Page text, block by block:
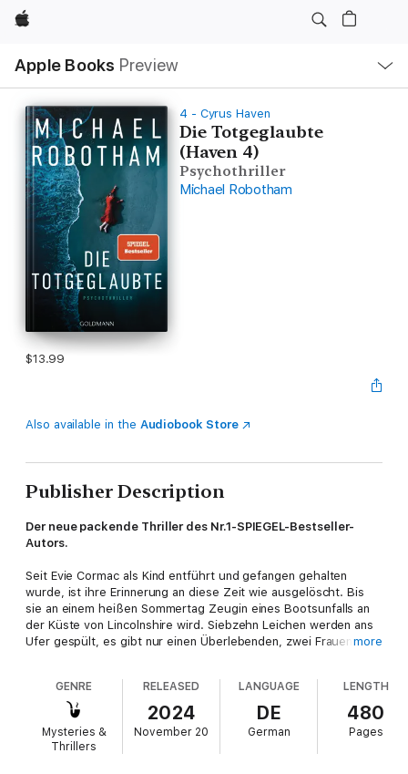
Apple
Apple Books Preview
Nav
Open
Menu
4 - Cyrus Haven
Die Totgeglaubte
(Haven 4)
Psychothriller
Michael Robotham
$13.99
Also available in the Audiobook Store
Publisher Description
Der neue packende Thriller des Nr.1-SPIEGEL-Bestseller-
Autors.
Seit Evie Cormac als Kind entführt und gefangen gehalten
wurde, ist ihre Erinnerung an diese Zeit wie ausgelöscht. Bis
sie an einem heißen Sommertag Zeugin eines Bootsunfalls an
der Küste von Lincolnshire wird. Siebzehn Leichen werden ans
Ufer gespült, es gibt nur einen Überlebenden, zwei Frauen
triggert. Wenn er dieses Verbrechen aufklärt, kann er das
Geheimnis um ihre Vergangenheit lüften. Doch wie hoch ist der
Preis, den Evie dafür zahlt? Je näher sie der Wahrheit kommen,
desto tödlicher wird die Gefahr ...
"Robotham: Weltklasse!
more
GENRE
Mysteries &
Thrillers
RELEASED
2024
November 20
LANGUAGE
DE
German
LENGTH
480
Pages